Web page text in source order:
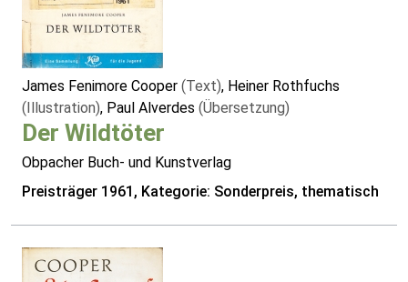
James Fenimore Cooper (Text), Heiner Rothfuchs
(Illustration), Paul Alverdes (Übersetzung)
Der Wildtöter
Obpacher Buch- und Kunstverlag
Preisträger 1961, Kategorie: Sonderpreis, thematisch